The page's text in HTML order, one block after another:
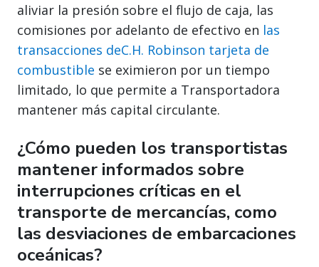
aliviar la presión sobre el flujo de caja, las
comisiones por adelanto de efectivo en las
transacciones deC.H. Robinson tarjeta de
combustible se eximieron por un tiempo
limitado, lo que permite a Transportadora
mantener más capital circulante.
¿Cómo pueden los transportistas
mantener informados sobre
interrupciones críticas en el
transporte de mercancías, como
las desviaciones de embarcaciones
oceánicas?